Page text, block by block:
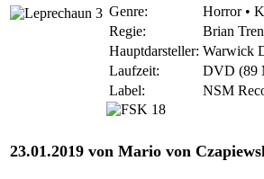
Genre:
Horror •
Regie:
Brian
Hauptdarsteller: Warwick
Laufzeit:
DVD (89
Label:
NSM
23.01.2019 von Mario von